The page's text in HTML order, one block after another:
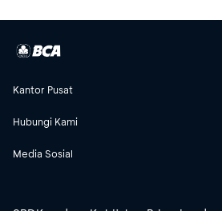
Kantor Pusat
Hubungi Kami
Media Sosial